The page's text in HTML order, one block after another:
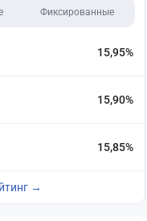
Фиксированные
15,95%
15,90%
15,85%
→